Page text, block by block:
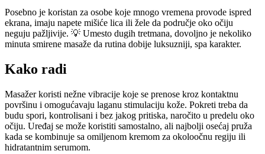
Posebno je koristan za osobe koje mnogo vremena provode ispred
ekrana, imaju napete mišiće lica ili žele da područje oko očiju
neguju pažljivije. 💡 Umesto dugih tretmana, dovoljno je nekoliko
minuta smirene masaže da rutina dobije luksuzniji, spa karakter.
Kako radi
Masažer koristi nežne vibracije koje se prenose kroz kontaktnu
površinu i omogućavaju laganu stimulaciju kože. Pokreti treba da
budu spori, kontrolisani i bez jakog pritiska, naročito u predelu oko
očiju. Uređaj se može koristiti samostalno, ali najbolji osećaj pruža
kada se kombinuje sa omiljenom kremom za okoloočnu regiju ili
hidratantnim serumom.